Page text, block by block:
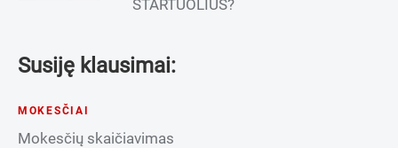
STARTUOLIUS?
Susiję klausimai:
MOKESČIAI
Mokesčių skaičiavimas